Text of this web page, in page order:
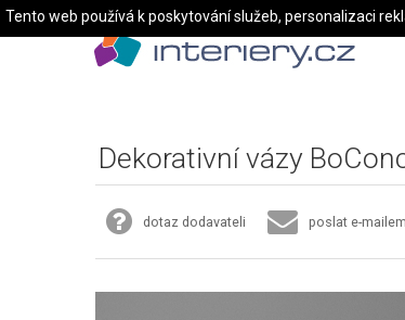
Dekorativní vázy
dotaz dodavateli poslat e-mailem
Tento web používá k poskytování služeb, personalizaci